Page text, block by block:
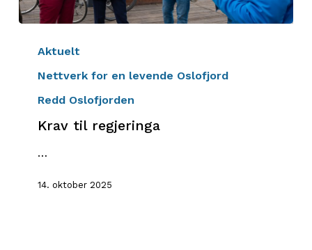
Aktuelt
Nettverk for en levende Oslofjord
Redd Oslofjorden
Krav til regjeringa
…
14. oktober 2025